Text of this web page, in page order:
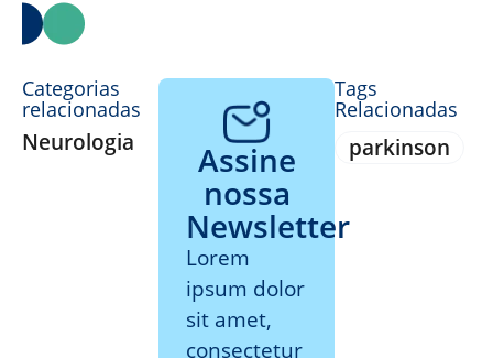
Categorias
relacionadas
Neurologia Assine
nossa
Newsletter
Lorem
ipsum dolor
sit amet,
consectetur
Tags
Relacionadas
parkinson